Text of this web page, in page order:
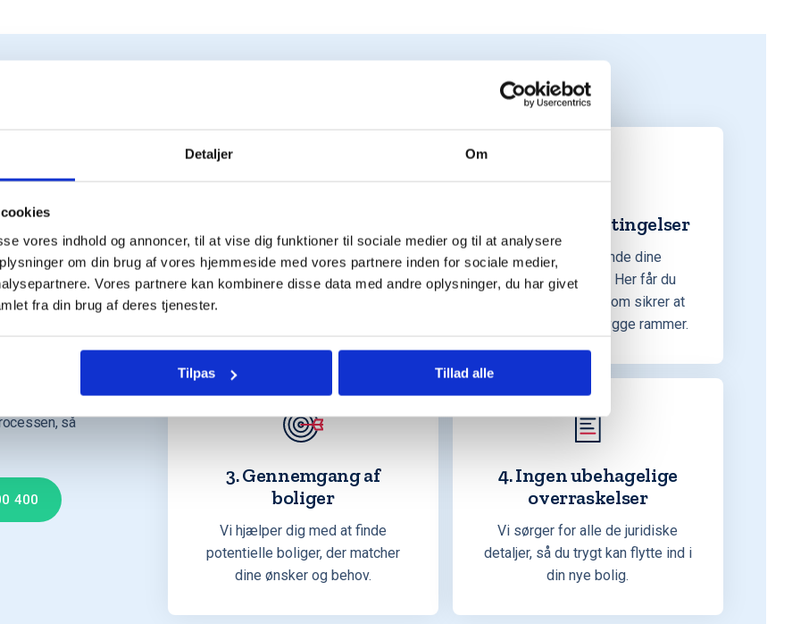
Detaljer Om
vores indhold og annoncer, til at vise dig funktioner til sociale medier og til at analysere
om din brug af vores hjemmeside med vores partnere inden for sociale medier,
Vores partnere kan kombinere disse data med andre oplysninger, du har givet
fra din brug af deres tjenester.
Tilpas Tillad alle
og
så
400
Uvildig køberrådgivning ud fra
dine ønsker og behov, så hele
købsprocessen bliver lettere og
2. De bedste betingelser
Vi har udelukkende dine
interesser for øje. Her får du
uvildig rådgivning som sikrer at
handlen foregår i trygge rammer.
3. Gennemgang af
boliger
Vi hjælper dig med at finde
potentielle boliger, der matcher
dine ønsker og behov.
4. Ingen ubehagelige
overraskelser
Vi sørger for alle de juridiske
detaljer, så du trygt kan flytte ind i
din nye bolig.